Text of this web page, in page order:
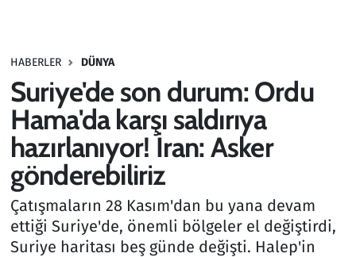
HABERLER DÜNYA
Suriye'de son durum: Ordu
Hama'da karşı saldırıya
hazırlanıyor! İran: Asker
gönderebiliriz
Çatışmaların 28 Kasım'dan bu yana devam
ettiği Suriye'de, önemli bölgeler el değiştirdi,
Suriye haritası beş günde değişti. Halep'in
Haber
Kültür Sanat
Kurumsal Haberler
Lezzet Durağı
Memur ve Kamu